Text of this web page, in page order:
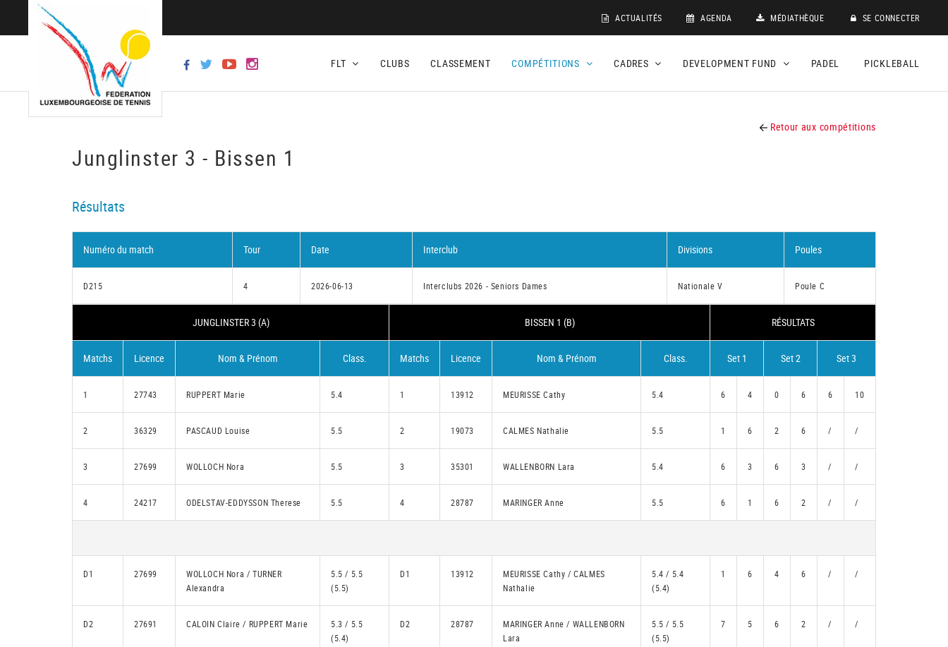
ACTUALITÉS AGENDA MÉDIATHÈQUE SE CONNECTER
FLT CLUBS CLASSEMENT COMPÉTITIONS CADRES DEVELOPMENT FUND PADEL PICKLEBALL
Retour aux compétitions
Junglinster 3 - Bissen 1
Résultats
Numéro du match Tour Date Interclub Divisions Poules
D215 4 2026-06-13 Interclubs 2026 - Seniors Dames Nationale V Poule C
JUNGLINSTER 3 (A) BISSEN 1 (B) RÉSULTATS
Matchs Licence Nom & Prénom Class. Matchs Licence Nom & Prénom Class. Set 1 Set 2 Set 3
1 27743 RUPPERT Marie 5.4 1 13912 MEURISSE Cathy 5.4 6 4 0 6 6 10
2 36329 PASCAUD Louise 5.5 2 19073 CALMES Nathalie 5.5 1 6 2 6 / /
3 27699 WOLLOCH Nora 5.5 3 35301 WALLENBORN Lara 5.4 6 3 6 3 / /
4 24217 ODELSTAV-EDDYSSON Therese 5.5 4 28787 MARINGER Anne 5.5 6 1 6 2 / /
D1 27699
WOLLOCH Nora / TURNER
Alexandra
5.5 / 5.5
(5.5)
D1 13912
MEURISSE Cathy / CALMES
Nathalie
5.4 / 5.4
(5.4)
1 6 4 6 / /
D2 27691 CALOIN Claire / RUPPERT Marie
5.3 / 5.5
(5.4)
D2 28787
MARINGER Anne / WALLENBORN
Lara
5.5 / 5.5
(5.5)
7 5 6 2 / /